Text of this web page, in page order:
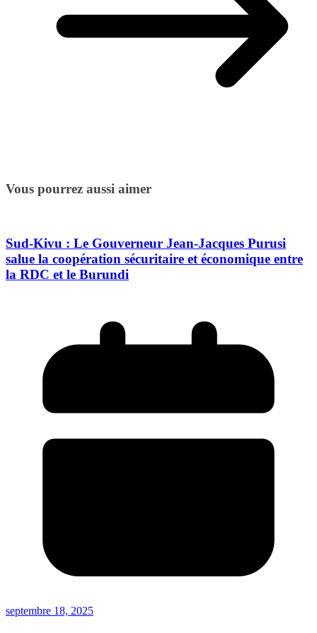
Vous pourrez aussi aimer
Sud-Kivu : Le Gouverneur Jean-Jacques Purusi
salue la coopération sécuritaire et économique entre
la RDC et le Burundi
septembre 18, 2025